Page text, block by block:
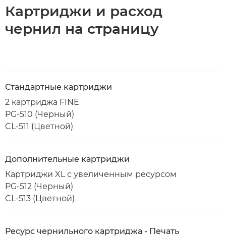
Картриджи и расход
чернил на страницу
Стандартные картриджи
2 картриджа FINE
PG-510 (Черный)
CL-511 (Цветной)
Дополнительные картриджи
Картриджи XL с увеличенным ресурсом
PG-512 (Черный)
CL-513 (Цветной)
Ресурс чернильного картриджа - Печать